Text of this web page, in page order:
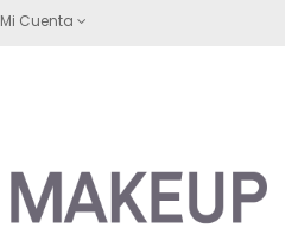
Mi Cuenta